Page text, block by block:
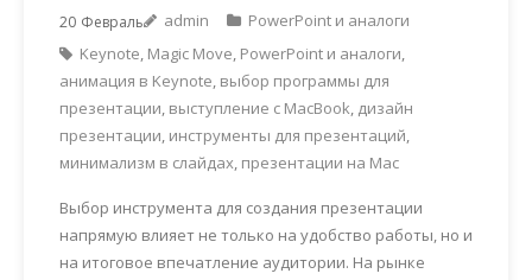
20 Февраль admin
PowerPoint и аналоги
Keynote, Magic Move, PowerPoint и аналоги,
анимация в Keynote, выбор программы для
презентации, выступление с MacBook, дизайн
презентации, инструменты для презентаций,
минимализм в слайдах, презентации на Mac
Выбор инструмента для создания презентации
напрямую влияет не только на удобство работы, но и
на итоговое впечатление аудитории. На рынке